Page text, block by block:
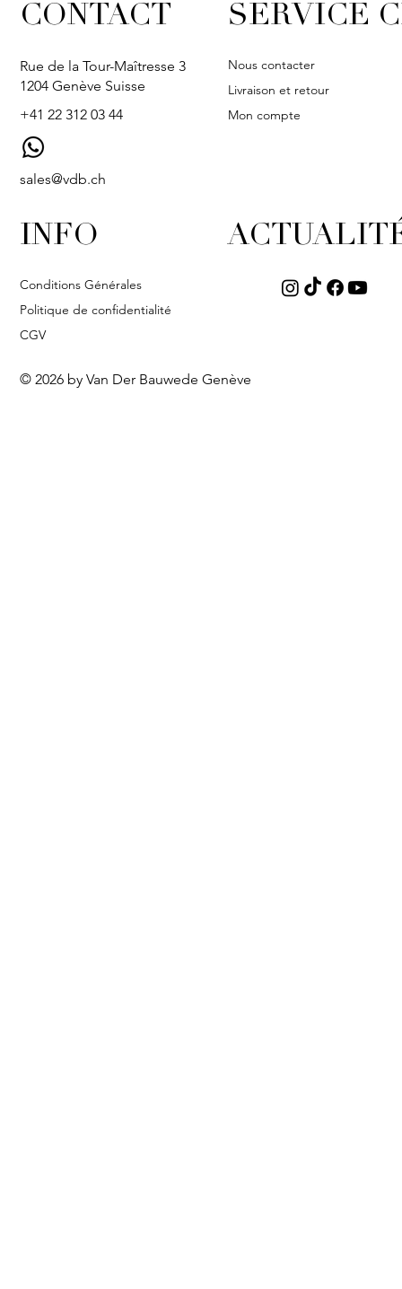
CONTACT
Rue de la Tour-Maîtresse 3
1204 Genève Suisse
+41 22 312 03 44
sales@vdb.ch
SERVICE
Nous contacter
Livraison et retour
Mon compte
INFO
Conditions Générales
Politique de confidentialité
CGV
© 2026 by Van Der Bauwede Genève